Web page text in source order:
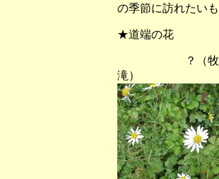
の季節に訪れたいも
★道端の花
？（牧
滝） ヨメ